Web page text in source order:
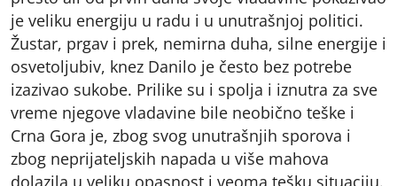
je veliku energiju u radu i u unutrašnjoj politici.
Žustar, prgav i prek, nemirna duha, silne energije i
osvetoljubiv, knez Danilo je često bez potrebe
izazivao sukobe. Prilike su i spolja i iznutra za sve
vreme njegove vladavine bile neobično teške i
Crna Gora je, zbog svog unutrašnjih sporova i
zbog neprijateljskih napada u više mahova
dolazila u veliku opasnost i veoma tešku situaciju.